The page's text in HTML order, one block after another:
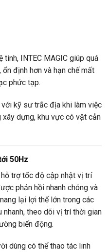
tinh, INTEC MAGIC giúp quá
ổn định hơn và hạn chế mất
phức tạp.
kỹ sư trắc địa khi làm việc
dựng, khu vực có vật cản
50Hz
hỗ trợ tốc độ cập nhật vị trí
phản hồi nhanh chóng và
lại lợi thế lớn trong các
theo dõi vị trí thời gian
biến động.
dùng có thể thao tác linh